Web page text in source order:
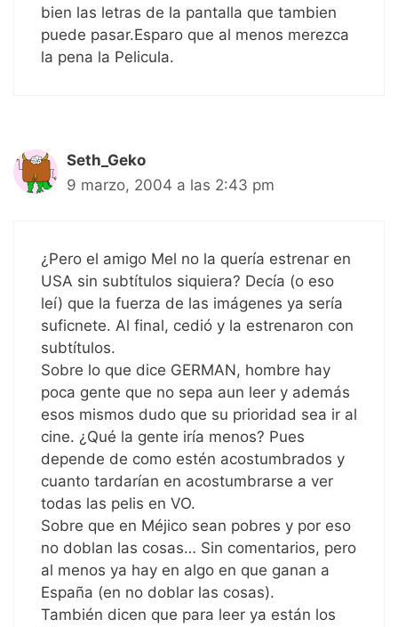
bien las letras de la pantalla que tambien
puede pasar.Esparo que al menos merezca
la pena la Pelicula.
Seth_Geko
9 marzo, 2004 a las 2:43 pm
¿Pero el amigo Mel no la quería estrenar en
USA sin subtítulos siquiera? Decía (o eso
leí) que la fuerza de las imágenes ya sería
suficnete. Al final, cedió y la estrenaron con
subtítulos.
Sobre lo que dice GERMAN, hombre hay
poca gente que no sepa aun leer y además
esos mismos dudo que su prioridad sea ir al
cine. ¿Qué la gente iría menos? Pues
depende de como estén acostumbrados y
cuanto tardarían en acostumbrarse a ver
todas las pelis en VO.
Sobre que en Méjico sean pobres y por eso
no doblan las cosas… Sin comentarios, pero
al menos ya hay en algo en que ganan a
España (en no doblar las cosas).
También dicen que para leer ya están los